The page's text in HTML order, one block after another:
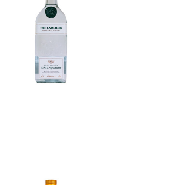
In den Korb